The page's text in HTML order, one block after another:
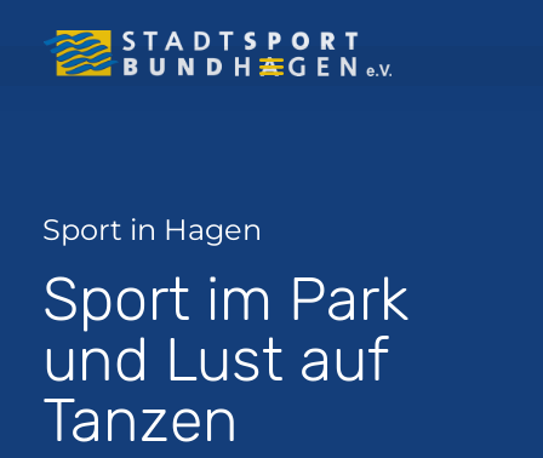
Sport in Hagen
Sport im Park
und Lust auf
Tanzen